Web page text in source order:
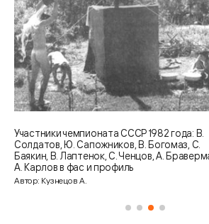
В.
С.
Чемпионы СССР 1987 года: А.
Архипов, В. Коханов, А. Кузин,
Сапожников, В. Балезин
Автор: Кузнецов А.